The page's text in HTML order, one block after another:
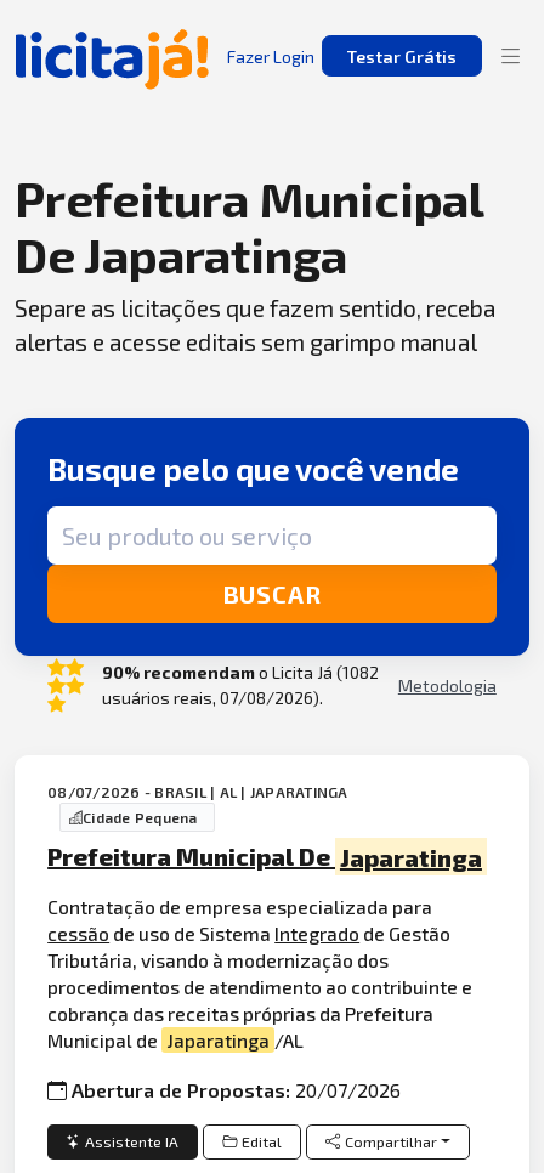
Fazer Login Testar Grátis
Prefeitura Municipal
De Japaratinga
Separe as licitações que fazem sentido, receba
alertas e acesse editais sem garimpo manual
Busque pelo que você vende
Termo de busca
BUSCAR
90% recomendamo Licita Já (1082
usuários reais, 07/08/2026).
Metodologia
08/07/2026 - BRASIL | AL | JAPARATINGA
Cidade Pequena
Prefeitura Municipal De Japaratinga
Contratação de empresa especializada para
cessão de uso de Sistema Integrado de Gestão
Tributária, visando à modernização dos
procedimentos de atendimento ao contribuinte e
cobrança das receitas próprias da Prefeitura
Municipal de Japaratinga /AL
Abertura de Propostas: 20/07/2026
Assistente IA Edital Compartilhar